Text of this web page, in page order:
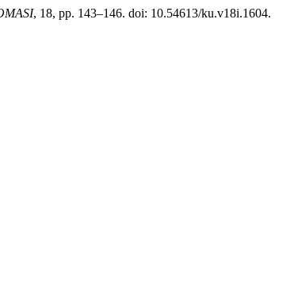
, 18, pp. 143–146. doi: 10.54613/ku.v18i.1604.